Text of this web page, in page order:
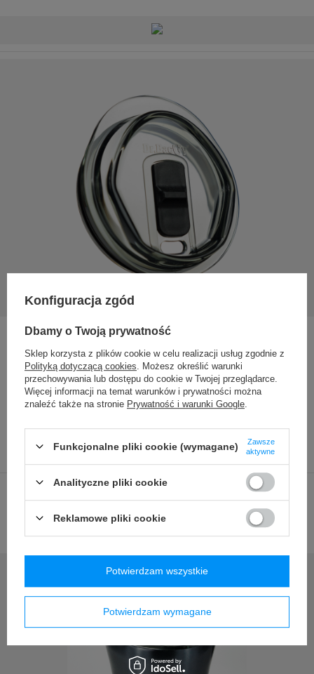
Skuteczna pokrywka – wykonana z polikarbonu; tworzywa
odpornego na uderzenia, nie przenoszącego zapachów
ani smaków (polikarbon jest używany w branży
laboratoryjnej do produkcji pojemników).
Przyda się w samochodzie albo gdy biegniesz na spotkanie
Chroni przed rozchlapaniem (ale nie jest całkowicie
szczelna).
Silikonowy spód – niby drobiazg ale dopełniający całości.
Dzięki niemu spód jest chroniony przed zarysowaniami, a
kubek odkłada się na stół z miłym i przyjemnym odczuciem
Konfiguracja zgód
Dbamy o Twoją prywatność
Sklep korzysta z plików cookie w celu realizacji usług zgodnie z
Polityką dotyczącą cookies . Możesz określić warunki
przechowywania lub dostępu do cookie w Twojej przeglądarce.
Więcej informacji na temat warunków i prywatności można
znaleźć także na stronie Prywatność i warunki Google
Funkcjonalne pliki cookie (wymagane)
Zawsze
aktywne
Analityczne pliki cookie
Reklamowe pliki cookie
Potwierdzam wymagane
Potwierdzam wszystkie